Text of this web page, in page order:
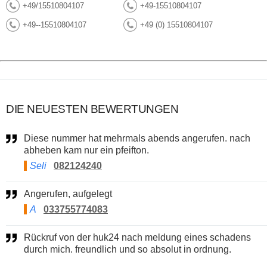
+49/15510804107 +49-15510804107
+49--15510804107 +49 (0) 15510804107
DIE NEUESTEN BEWERTUNGEN
Diese nummer hat mehrmals abends angerufen. nach
abheben kam nur ein pfeifton.
Seli
082124240
Angerufen, aufgelegt
A
033755774083
Rückruf von der huk24 nach meldung eines schadens
durch mich. freundlich und so absolut in ordnung.